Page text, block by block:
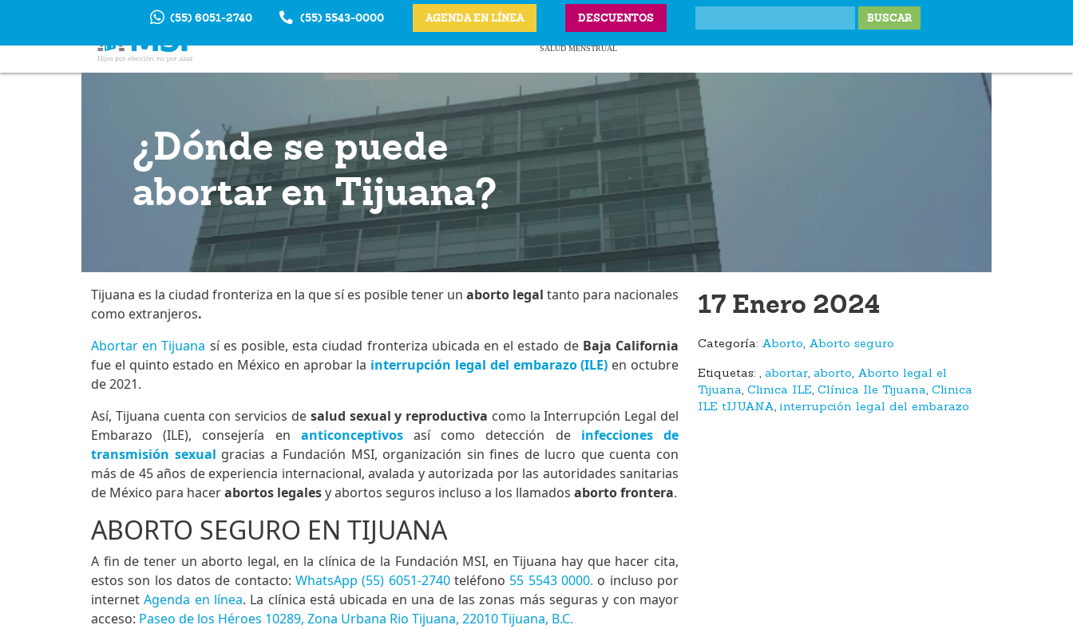
(55) 6051-2740 (55) 5543-0000 AGENDA EN LÍNEA DESCUENTOS
INTERRUPCIÓN LEGAL DEL
ITS
SALUD MENSTRUAL
¿Dónde se puede
abortar en Tijuana?
Tijuana es la ciudad fronteriza en la que sí es posible tener un aborto legal tanto para nacionales
como extranjeros.
Abortar en Tijuana sí es posible, esta ciudad fronteriza ubicada en el estado de Baja California
fue el quinto estado en México en aprobar la interrupción legal del embarazo (ILE) en octubre
de 2021.
Así, Tijuana cuenta con servicios de salud sexual y reproductiva como la Interrupción Legal del
Embarazo (ILE), consejería en anticonceptivosasí como detección de
infecciones de
transmisión sexual gracias a Fundación MSI, organización sin fines de lucro que cuenta con
más de 45 años de experiencia internacional, avalada y autorizada por las autoridades sanitarias
de México para hacerabortos legalesy abortos seguros incluso a los llamados aborto frontera.
ABORTO SEGURO EN TIJUANA
A fin de tener un aborto legal, en la clínica de la Fundación MSI, en Tijuana hay que hacer cita,
estos son los datos de contacto: WhatsApp (55) 6051-2740teléfono 55 5543 0000. o incluso por
internetAgenda en línea. La clínica está ubicada en una de las zonas más seguras y con mayor
acceso: Paseo de los Héroes 10289, Zona Urbana Rio Tijuana, 22010 Tijuana, B.C.
17 Enero 2024
Categoría: Aborto, Aborto seguro
Etiquetas: , abortar, aborto, Aborto legal el
Tijuana, Clinica ILE, Clínica Ile Tijuana, Clinica
ILE tIJUANA,interrupción legal del embarazo